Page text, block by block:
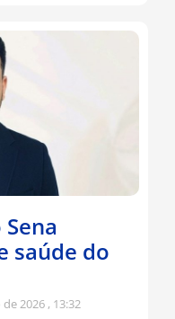
saúde do
2026 13:32